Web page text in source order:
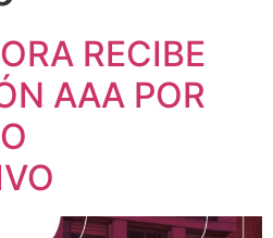
RECIBE
AAA POR